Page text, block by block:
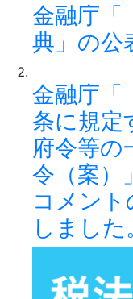
金融庁「
典」の公
金融庁「
条に規定
府令等の
令（案）
コメン
しました